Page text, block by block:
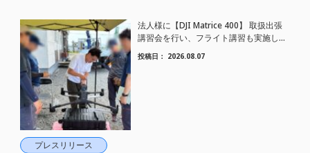
プレスリリース
法人様に【DJI Matrice 400】 取扱出張
講習会を行い、フライト講習も実施しま
した。
投稿日： 2026.08.07